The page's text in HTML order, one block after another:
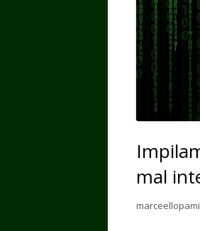
mal
Autore